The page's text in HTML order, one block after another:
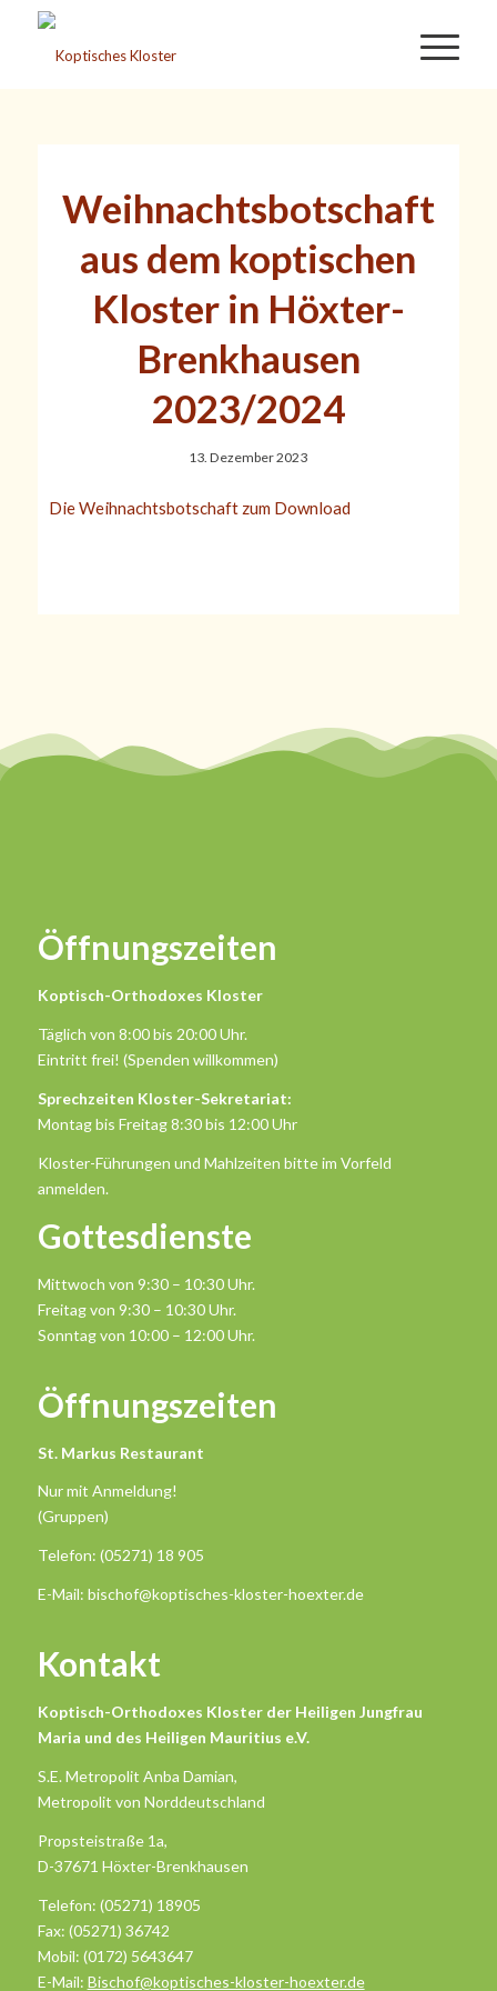
Weihnachtsbotschaft
aus dem koptischen
Kloster in Höxter-
Brenkhausen
2023/2024
13. Dezember 2023
Die Weihnachtsbotschaft zum Download
Öffnungszeiten
Koptisch-Orthodoxes Kloster
Täglich von 8:00 bis 20:00 Uhr.
Eintritt frei! (Spenden willkommen)
Sprechzeiten Kloster-Sekretariat:
Montag bis Freitag 8:30 bis 12:00 Uhr
Kloster-Führungen und Mahlzeiten bitte im Vorfeld
anmelden.
Gottesdienste
Mittwoch von 9:30 – 10:30 Uhr.
Freitag von 9:30 – 10:30 Uhr.
Sonntag von 10:00 – 12:00 Uhr.
Öffnungszeiten
St. Markus Restaurant
Nur mit Anmeldung!
(Gruppen)
Telefon: (05271) 18 905
E-Mail: bischof@koptisches-kloster-hoexter.de
Kontakt
Koptisch-Orthodoxes Kloster der Heiligen Jungfrau
Maria und des Heiligen Mauritius e.V.
S.E. Metropolit Anba Damian,
Metropolit von Norddeutschland
Propsteistraße 1a,
D-37671 Höxter-Brenkhausen
Telefon: (05271) 18905
Fax: (05271) 36742
Mobil: (0172) 5643647
E-Mail: Bischof@koptisches-kloster-hoexter.de